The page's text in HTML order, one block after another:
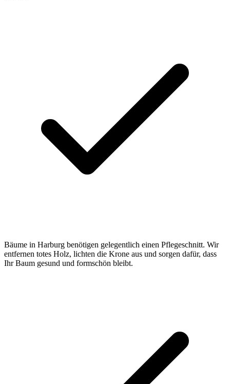
Bäume in Harburg benötigen gelegentlich einen Pflegeschnitt. Wir
entfernen totes Holz, lichten die Krone aus und sorgen dafür, dass
Ihr Baum gesund und formschön bleibt.